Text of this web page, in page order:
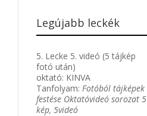
Legújabb leckék
5. Lecke 5. videó (5 tájkép
fotó után)
oktató: KINVA
Tanfolyam:Fotóból tájképek
festése Oktatóvideó sorozat 5
kép, 5videó